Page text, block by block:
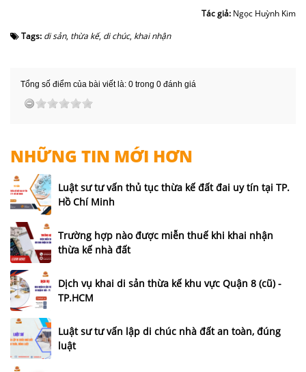
Tác giả: Ngọc Huỳnh Kim
Tags: di sản, thừa kế, di chúc, khai nhận
Tổng số điểm của bài viết là: 0 trong 0 đánh giá
NHỮNG TIN MỚI HƠN
Luật sư tư vấn thủ tục thừa kế đất đai uy tín tại TP.
Hồ Chí Minh
Trường hợp nào được miễn thuế khi khai nhận
thừa kế nhà đất
Dịch vụ khai di sản thừa kế khu vực Quận 8 (cũ) -
TP.HCM
Luật sư tư vấn lập di chúc nhà đất an toàn, đúng
luật